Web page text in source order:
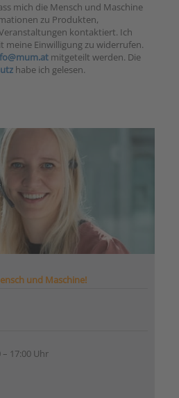
mich die Mensch und Maschine
zu Produkten,
kontaktiert. Ich
meine Einwilligung zu widerrufen.
mitgeteilt werden. Die
habe ich gelesen.
und Maschine!
– 17:00 Uhr